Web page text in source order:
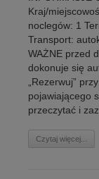
Kraj/
noclegów: 1
Transport:
WAŻNE przed
dokonuje się
„Rezerwuj”
pojawiającego
przeczytać i
Czytaj więcej...